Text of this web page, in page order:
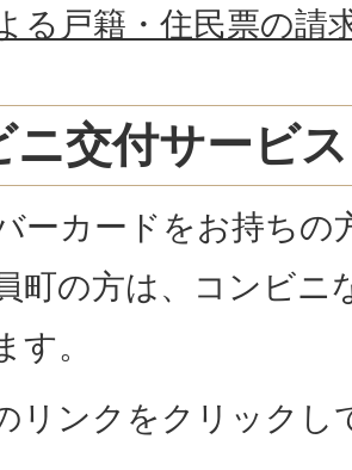
る戸籍・住民票の請
ニ交付サービス
ーカードをお持ちの
町の方は、コンビニ
す。
リンクをクリックし